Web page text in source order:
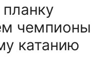
чемпионы
катанию